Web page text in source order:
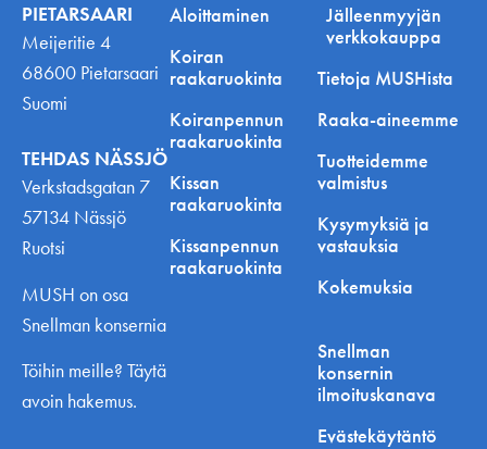
PIETARSAARI
Meijeritie 4
68600 Pietarsaari
Suomi
TEHDAS NÄSSJÖ
Verkstadsgatan 7
57134 Nässjö
Ruotsi
MUSH on osa
Snellman konsernia
Töihin meille? Täytä
avoin hakemus.
Aloittaminen
Koiran
raakaruokinta
Koiranpennun
raakaruokinta
Kissan
raakaruokinta
Kissanpennun
raakaruokinta
Jälleenmyyjän
verkkokauppa
Tietoja MUSHista
Raaka-aineemme
Tuotteidemme
valmistus
Kysymyksiä ja
vastauksia
Kokemuksia
Snellman
konsernin
ilmoituskanava
Evästekäytäntö